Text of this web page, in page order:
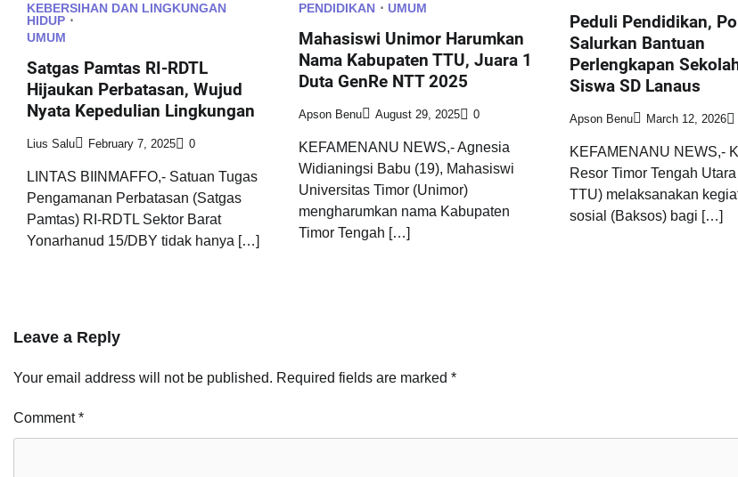
KEBERSIHAN DAN LINGKUNGAN
HIDUP
UMUM
Satgas Pamtas RI-RDTL
Hijaukan Perbatasan, Wujud
Nyata Kepedulian Lingkungan
Lius Salu February 7, 2025 0
LINTAS BIINMAFFO,- Satuan Tugas
Pengamanan Perbatasan (Satgas
Pamtas) RI-RDTL Sektor Barat
Yonarhanud 15/DBY tidak hanya […]
PENDIDIKAN
UMUM
Mahasiswi Unimor Harumkan
Nama Kabupaten TTU, Juara 1
Duta GenRe NTT 2025
Apson Benu August 29, 2025 0
KEFAMENANU NEWS,- Agnesia
Widianingsi Babu (19), Mahasiswi
Universitas Timor (Unimor)
mengharumkan nama Kabupaten
Timor Tengah […]
Peduli Pendidikan,
Salurkan Bantuan
Perlengkapan
Siswa SD Lanaus
Apson Benu March 12, 2026
KEFAMENANU NEWS,-
Resor Timor Tengah
TTU) melaksanakan
sosial (Baksos) bagi […]
Leave a Reply
Your email address will not be published. Required fields are marked *
Comment*